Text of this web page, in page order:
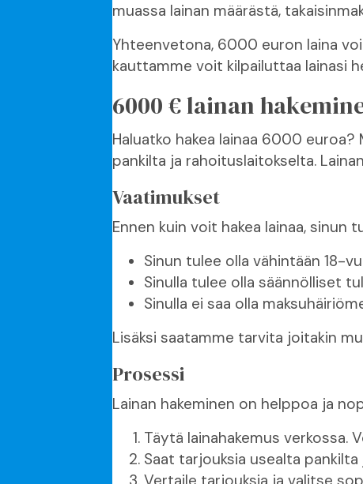
muassa lainan määrästä,
Yhteenvetona, 6000 euron laina
kauttamme voit kilpailuttaa lainasi
6000 € lainan
Haluatko hakea lainaa 6000
pankilta ja rahoituslaitokselta.
Vaatimukset
Ennen kuin voit hakea lainaa,
Sinun tulee olla vähintään 18-
Sinulla tulee olla säännölliset
Sinulla ei saa olla
Lisäksi saatamme tarvita joitakin
Prosessi
Lainan hakeminen on helppoa ja
Täytä lainahakemus verkossa.
Saat tarjouksia usealta